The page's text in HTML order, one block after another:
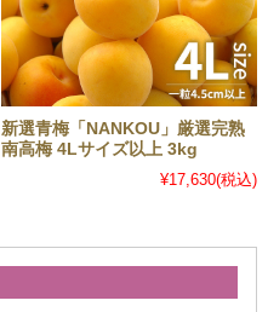
新選青梅「NANKOU」厳選完熟
南高梅 4Lサイズ以上 3kg
¥17,630(税込)